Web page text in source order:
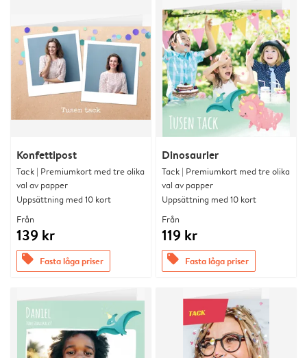
Konfettipost
Tack | Premiumkort med tre olika
val av papper
Uppsättning med 10 kort
Från
139 kr
offers Fasta låga priser
Dinosaurier
Tack | Premiumkort med tre olika
val av papper
Uppsättning med 10 kort
Från
119 kr
offers Fasta låga priser